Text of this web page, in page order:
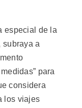
especial de la
subraya a
para
considera
los viajes